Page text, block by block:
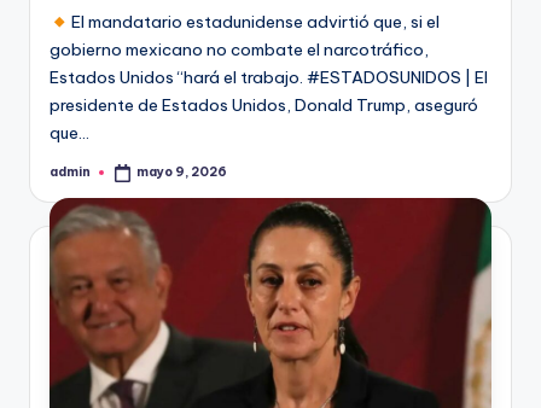
El mandatario estadunidense advirtió que, si el
gobierno mexicano no combate el narcotráfico,
Estados Unidos “hará el trabajo. #ESTADOSUNIDOS | El
presidente de Estados Unidos, Donald Trump, aseguró
que…
Publicado
admin mayo 9, 2026